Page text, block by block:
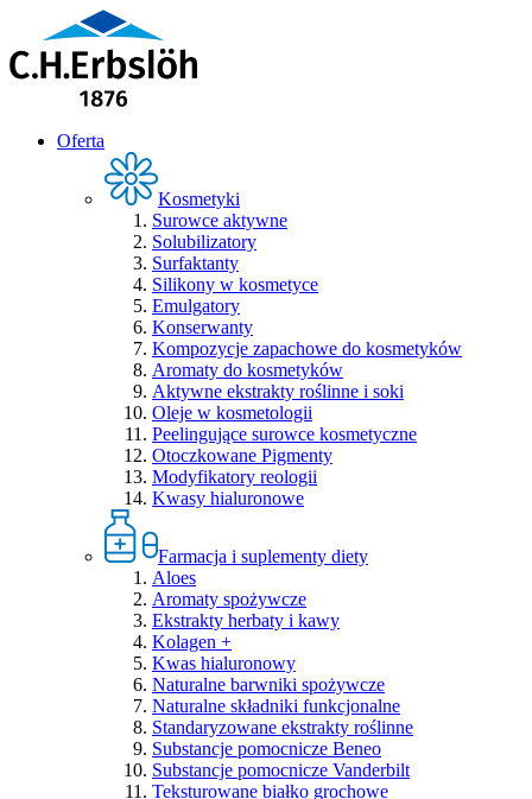
Oferta
Kosmetyki
Surowce aktywne
Solubilizatory
Surfaktanty
Silikony w kosmetyce
Emulgatory
Konserwanty
Kompozycje zapachowe do kosmetyków
Aromaty do kosmetyków
Aktywne ekstrakty roślinne i soki
Oleje w kosmetologii
Peelingujące surowce kosmetyczne
Otoczkowane Pigmenty
Modyfikatory reologii
Kwasy hialuronowe
Farmacja i suplementy diety
Aloes
Aromaty spożywcze
Ekstrakty herbaty i kawy
Kolagen +
Kwas hialuronowy
Naturalne barwniki spożywcze
Naturalne składniki funkcjonalne
Standaryzowane ekstrakty roślinne
Substancje pomocnicze Beneo
Substancje pomocnicze Vanderbilt
Teksturowane białko grochowe